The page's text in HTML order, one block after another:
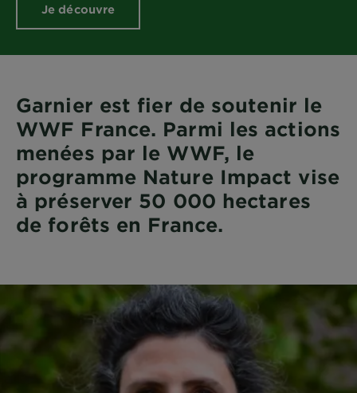
Explorer
Garnier x
Gisele
Bündchen
Notre
magazine
Je découvre
Garnier est fier de soutenir le
WWF France. Parmi les actions
menées par le WWF, le
programme Nature Impact vise
à préserver 50 000 hectares
de forêts en France.